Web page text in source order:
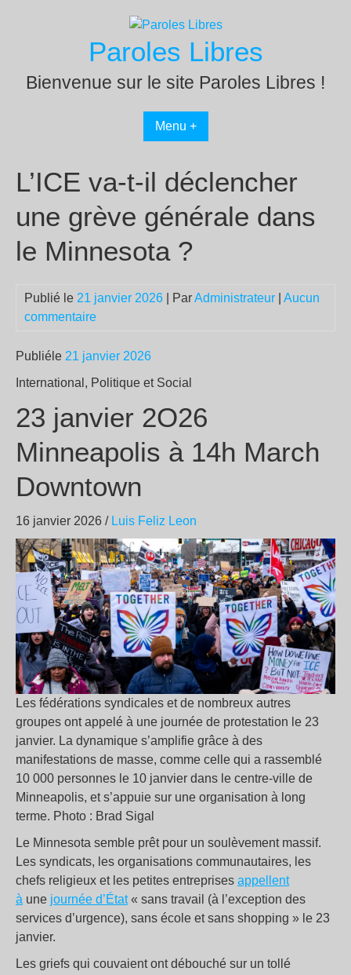
Paroles Libres
Bienvenue sur le site Paroles Libres !
Menu +
L’ICE va-t-il déclencher
une grève générale dans
le Minnesota ?
Publié le 21 janvier 2026 | ParAdministrateur
Aucun
commentaire
Publiéle 21 janvier 2026
International, Politique et Social
23 janvier 2O26
Minneapolis à 14h March
Downtown
16 janvier 2026 / Luis Feliz Leon
Les fédérations syndicales et de nombreux autres
groupes ont appelé à une journée de protestation le 23
janvier. La dynamique s’amplifie grâce à des
manifestations de masse, comme celle qui a rassemblé
10 000 personnes le 10 janvier dans le centre-ville de
Minneapolis, et s’appuie sur une organisation à long
terme. Photo : Brad Sigal
Le Minnesota semble prêt pour un soulèvement massif.
Les syndicats, les organisations communautaires, les
chefs religieux et les petites entreprises appellent
à une journée d’État« sans travail (à l’exception des
services d’urgence), sans école et sans shopping » le 23
janvier.
Les griefs qui couvaient ont débouché sur un tollé